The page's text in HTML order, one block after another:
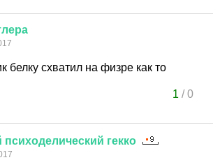
белку схватил на физре как то
1 /0
психоделический гекко